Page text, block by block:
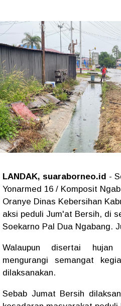
LANDAK, suaraborneo.id -
Yonarmed 16 / Komposit
Oranye Dinas Kebersihan
aksi peduli Jum'at Bersih, di
Soekarno Pal Dua Ngabang.
Walaupun disertai
mengurangi semangat
dilaksanakan.
Sebab Jumat Bersih